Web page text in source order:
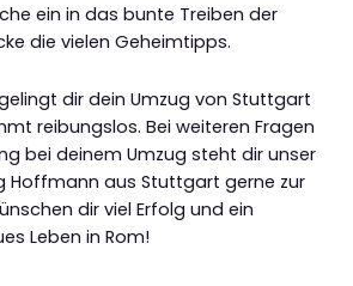
ein in das bunte Treiben der
die vielen Geheimtipps.
dir dein Umzug von Stuttgart
reibungslos. Bei weiteren Fragen
bei deinem Umzug steht dir unser
Hoffmann aus Stuttgart gerne zur
dir viel Erfolg und ein
Leben in Rom!